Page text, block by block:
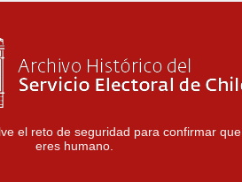
el reto de seguridad para confirmar que
eres humano.